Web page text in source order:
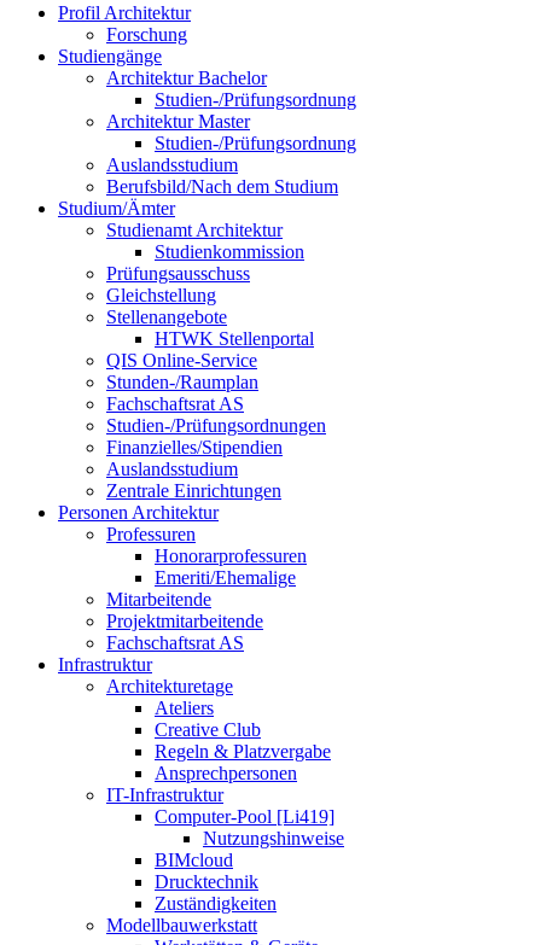
Profil Architektur
Forschung
Studiengänge
Architektur Bachelor
Studien-/Prüfungsordnung
Architektur Master
Studien-/Prüfungsordnung
Auslandsstudium
Berufsbild/Nach dem Studium
Studium/Ämter
Studienamt Architektur
Studienkommission
Prüfungsausschuss
Gleichstellung
Stellenangebote
HTWK Stellenportal
QIS Online-Service
Stunden-/Raumplan
Fachschaftsrat AS
Studien-/Prüfungsordnungen
Finanzielles/Stipendien
Auslandsstudium
Zentrale Einrichtungen
Personen Architektur
Professuren
Honorarprofessuren
Emeriti/Ehemalige
Mitarbeitende
Projektmitarbeitende
Fachschaftsrat AS
Infrastruktur
Architekturetage
Ateliers
Creative Club
Regeln & Platzvergabe
Ansprechpersonen
IT-Infrastruktur
Computer-Pool [Li419]
Nutzungshinweise
BIMcloud
Drucktechnik
Zuständigkeiten
Modellbauwerkstatt